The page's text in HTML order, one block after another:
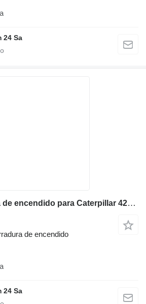
24 Sa
214-6999 cerradura de encendido para Caterpillar 420F retroexcavadora
de encendido
24 Sa